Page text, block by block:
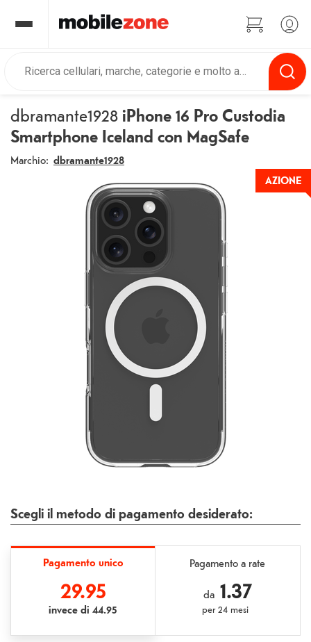
dbramante1928 iPhone 16 Pro Custodia
Smartphone Iceland con MagSafe
Marchio: dbramante1928
AZIONE
Scegli il metodo di pagamento desiderato:
Pagamento unico
29.95
invece di 44.95
Pagamento a rate
da 1.37
per24 mesi